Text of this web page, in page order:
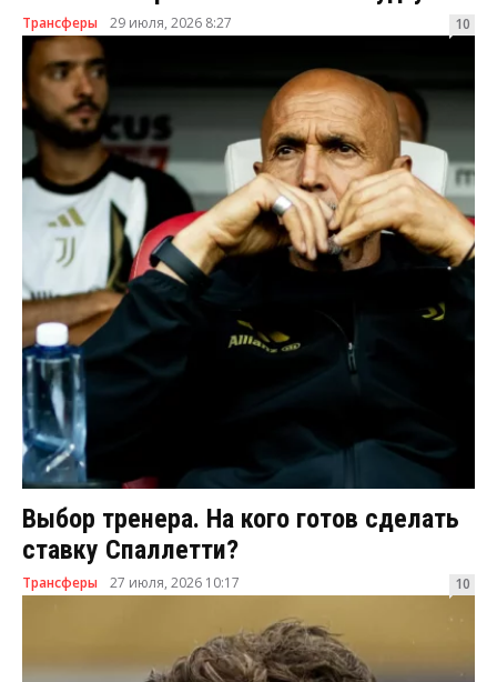
Трансферы 29 июля, 2026 8:27 10
Выбор тренера. На кого готов сделать
ставку Спаллетти?
Трансферы 27 июля, 2026 10:17 10